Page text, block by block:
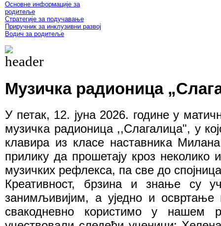
Основне информације за
родитеље
Стратегије за подучавање
Приручник за инклузивни развој
Водич за родитеље
Музичка радионица
У петак, 12. јуна 2026. године у
музичка радионица ,,Слагалица", у
клавира из класе наставника
прилику да прошетају кроз неколико
музичких рефлекса, па све до
Креативност, брзина и знање су
занимљивијим, а уједно и освртање
свакодневно користимо у нашем